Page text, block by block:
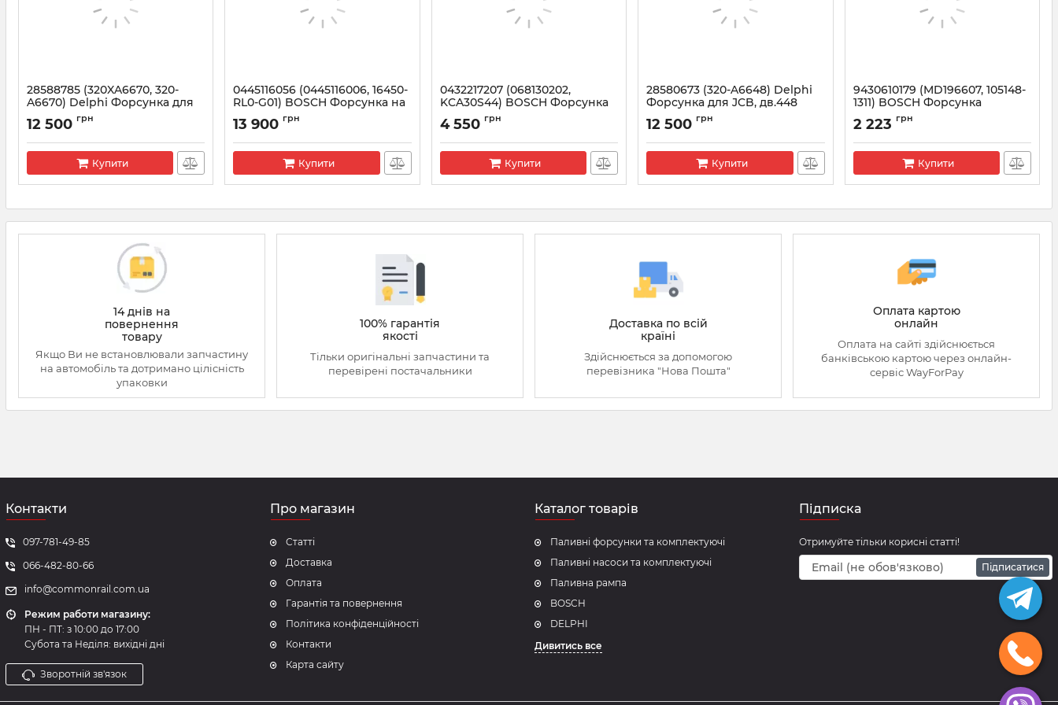
28588785 (320XA6670, 320-
A6670) Delphi Форсунка для
JCB, дв.448 STAGE V
Артикул: 28588785
12 500 грн
Купити
0445116056 (0445116006, 16450-
RL0-G01) BOSCH Форсунка на
HONDA CRV, Accord 2.2 i-DTEC
Артикул: 0445116056
13 900 грн
Купити
0432217207 (068130202,
KCA30S44) BOSCH Форсунка
VW T4 1.9 / 2.4, LT 2.4 (6ц)
Артикул:
4 550 грн
Купити
28580673 (320-A6648) Delphi
Форсунка для JCB, дв.448
Артикул: 28580673
12 500 грн
Купити
9430610179 (MD196607, 105148-
1311) BOSCH Форсунка
MITSUBISHI PAJERO 2.5 D, L
300 III, L200, L400
Артикул: 9430610179
2 223 грн
Купити
14 днів на
повернення
товару
Якщо Ви не встановлювали запчастину
на автомобіль та дотримано цілісність
упаковки
100% гарантія
якості
Тільки оригінальні запчастини та
перевірені постачальники
Доставка по всій
країні
Здійснюється за допомогою
перевізника "Нова Пошта"
Оплата картою
онлайн
Оплата на сайті здійснюється
банківською картою через онлайн-
сервіс WayForPay
Контакти
097-781-49-85
066-482-80-66
info@commonrail.com.ua
Режим работи магазину:
ПН - ПТ: з 10:00 до 17:00
Субота та Неділя: вихідні дні
Зворотній зв'язок
Про магазин
Статті
Доставка
Оплата
Гарантія та повернення
Політика конфіденційності
Контакти
Карта сайту
Каталог товарів
Паливні форсунки та комплектуючі
Паливні насоси та комплектуючі
Паливна рампа
BOSCH
DELPHI
Дивитись все
Підписка
Отримуйте тільки корисні статті!
Підписатися